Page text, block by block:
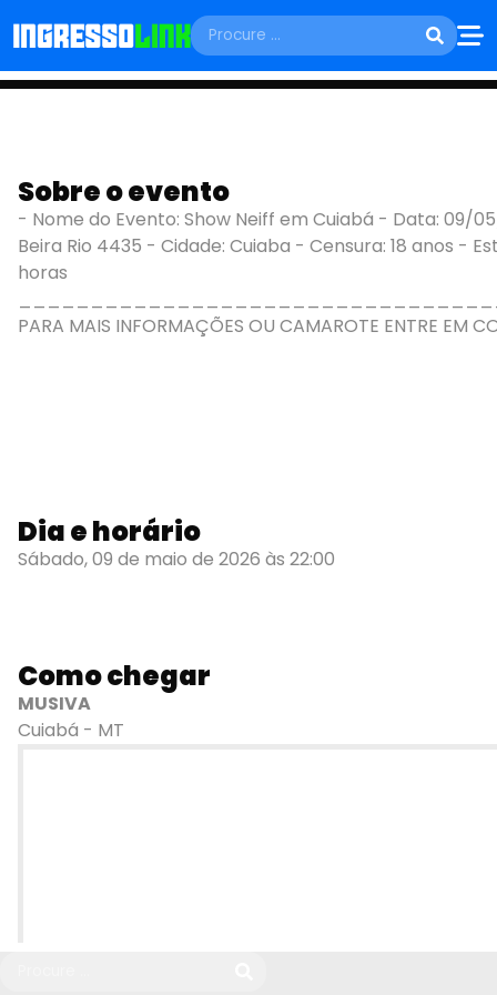
SÁBADO, 09 DE MAIO
NEIFF - MUSIVA
Cuiabá - MT
Sobre o evento
- Nome do Evento: Show Neiff em Cuiabá - Data: 09/
Beira Rio 4435 - Cidade: Cuiaba - Censura: 18 anos -
horas
PARA MAIS INFORMAÇÕES OU CAMAROTE ENTRE EM
Dia e horário
Sábado, 09 de maio de 2026 às 22:00
Como chegar
MUSIVA
Cuiabá - MT